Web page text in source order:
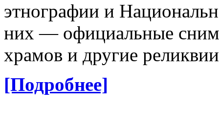
этнографии и
них — официальные
храмов и другие
[Подробнее]